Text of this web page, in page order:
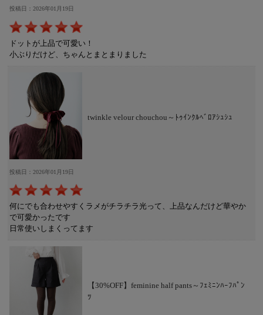
投稿日：2026年01月19日
ドットが上品で可愛い！
小ぶりだけど、ちゃんとまとまりました
twinkle velour chouchou～ﾄｩｲﾝｸﾙﾍﾞﾛｱｼｭｼｭ
投稿日：2026年01月19日
何にでも合わせやすくラメがチラチラ光って、上品なんだけど華やか
で可愛かったです
日常使いしまくってます
【30%OFF】feminine half pants～ﾌｪﾐﾆﾝﾊｰﾌﾊﾟﾝ
ﾂ